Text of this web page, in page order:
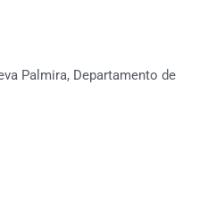
Palmira, Departamento de